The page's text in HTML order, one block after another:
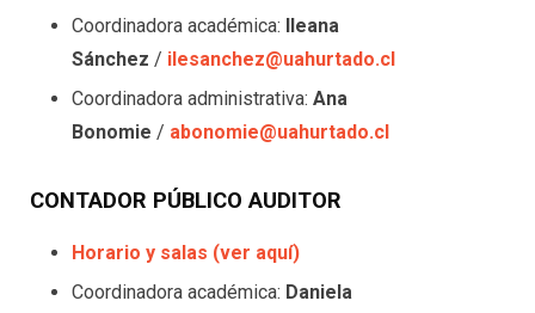
Coordinadora académica:
Ileana
Sánchez / ilesanchez@uahurtado.cl
Coordinadora administrativa: Ana
Bonomie / abonomie@uahurtado.cl
CONTADOR PÚBLICO AUDITOR
Horario y salas (ver aquí)
Coordinadora académica: Daniela